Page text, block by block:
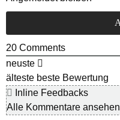
20 Comments
neuste
älteste beste Bewertung
Inline Feedbacks
Alle Kommentare ansehen